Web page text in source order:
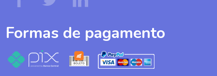
Formas de pagamento